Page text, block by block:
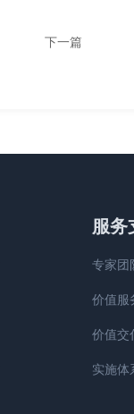
下一篇
服务
专家团
价值服
价值交
实施体